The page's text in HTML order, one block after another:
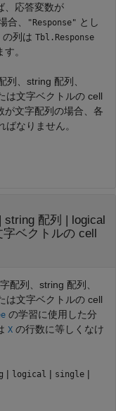
、応答変数が
合、 "Response" とし
の列は Tbl.Response
。
列、string 配列、
は文字ベクトルの cell
が文字配列の場合、各
なりません。
string 配列
logical
字ベクトルの cell
配列、string 配列、
は文字ベクトルの cell
の学習に使用した分
X の行数に等しくなけ
| logical | single |